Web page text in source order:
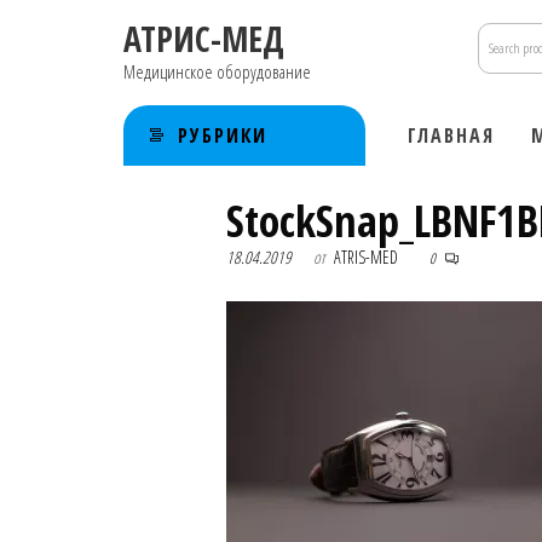
АТРИС-МЕД
Медицинское оборудование
РУБРИКИ ГЛАВНАЯ
18.04.2019 от ATRIS-MED 0